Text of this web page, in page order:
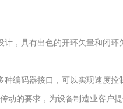
，具有出色的开环矢量和闭
编码器接口，可以实现速度
的要求，为设备制造业客户提